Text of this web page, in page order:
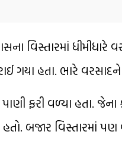
ધીમીધારે
ગયા હતા. ભારે
ફરી વળ્યા હતા.
બજાર વિસ્તારમાં પણ